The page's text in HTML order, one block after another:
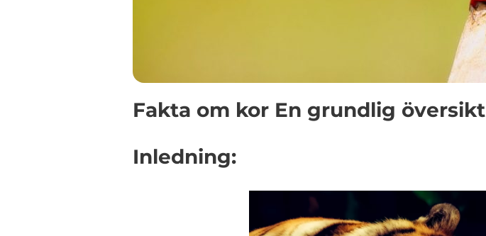
Fakta om kor En grundlig översikt
Inledning: